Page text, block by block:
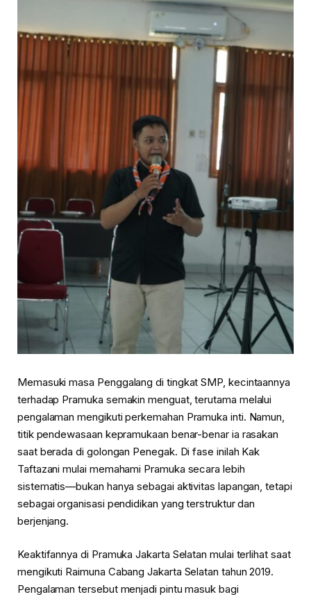
Memasuki masa Penggalang di tingkat SMP, kecintaannya
terhadap Pramuka semakin menguat, terutama melalui
pengalaman mengikuti perkemahan Pramuka inti. Namun,
titik pendewasaan kepramukaan benar-benar ia rasakan
saat berada di golongan Penegak. Di fase inilah Kak
Taftazani mulai memahami Pramuka secara lebih
sistematis—bukan hanya sebagai aktivitas lapangan, tetapi
sebagai organisasi pendidikan yang terstruktur dan
berjenjang.
Keaktifannya di Pramuka Jakarta Selatan mulai terlihat saat
mengikuti Raimuna Cabang Jakarta Selatan tahun 2019.
Pengalaman tersebut menjadi pintu masuk bagi